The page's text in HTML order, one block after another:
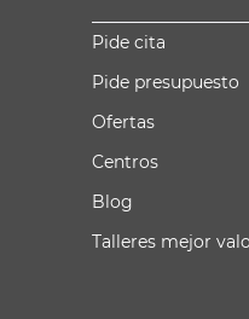
Pide cita
Pide presupuesto
Ofertas
Centros
Blog
Talleres mejor